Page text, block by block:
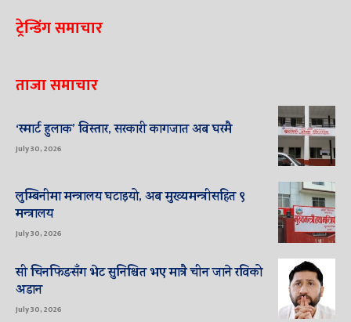
ट्रेन्डिंग समाचार
ताजा समाचार
‘स्मार्ट हुलाक’ विस्तार, सरकारी कागजात अब घरमै
July 30, 2026
लुम्बिनीमा मन्त्रालय घटाइयो, अब मुख्यमन्त्रीसहित ९
मन्त्रालय
July 30, 2026
सी चिनफिङसँग भेट सुनिश्चित भए मात्रै चीन जाने रविको
अडान
July 30, 2026